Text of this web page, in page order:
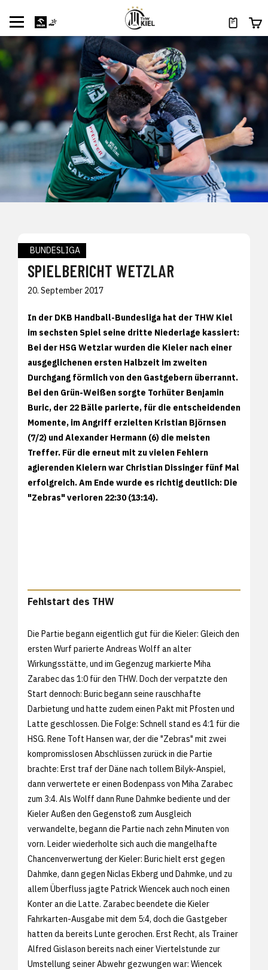
BUNDESLIGA
SPIELBERICHT WETZLAR
20. September 2017
In der DKB Handball-Bundesliga hat der THW Kiel
im sechsten Spiel seine dritte Niederlage kassiert:
Bei der HSG Wetzlar wurden die Kieler nach einer
ausgeglichenen ersten Halbzeit im zweiten
Durchgang förmlich von den Gastgebern überrannt.
Bei den Grün-Weißen sorgte Torhüter Benjamin
Buric, der 22 Bälle parierte, für die entscheidenden
Momente, im Angriff erzielten Kristian Björnsen
(7/2) und Alexander Hermann (6) die meisten
Treffer. Für die erneut mit zu vielen Fehlern
agierenden Kielern war Christian Dissinger fünf Mal
erfolgreich. Am Ende wurde es richtig deutlich: Die
"Zebras" verloren 22:30 (13:14).
Fehlstart des THW
Die Partie begann eigentlich gut für die Kieler: Gleich den
ersten Wurf parierte Andreas Wolff an alter
Wirkungsstätte, und im Gegenzug markierte Miha
Zarabec das 1:0 für den THW. Doch der verpatzte den
Start dennoch: Buric begann seine rauschhafte
Darbietung und hatte zudem einen Pakt mit Pfosten und
Latte geschlossen. Die Folge: Schnell stand es 4:1 für die
HSG. Rene Toft Hansen war, der die "Zebras" mit zwei
kompromisslosen Abschlüssen zurück in die Partie
brachte: Erst traf der Däne nach tollem Bilyk-Anspiel,
dann verwertete er einen Bodenpass von Miha Zarabec
zum 3:4. Als Wolff dann Rune Dahmke bediente und der
Kieler Außen den Gegenstoß zum Ausgleich
verwandelte, begann die Partie nach zehn Minuten von
vorn. Leider wiederholte sich auch die mangelhafte
Chancenverwertung der Kieler: Buric hielt erst gegen
Dahmke, dann gegen Niclas Ekberg und Dahmke, und zu
allem Überfluss jagte Patrick Wiencek auch noch einen
Konter an die Latte. Zarabec beendete die Kieler
Fahrkarten-Ausgabe mit dem 5:4, doch die Gastgeber
hatten da bereits Lunte gerochen. Erst Recht, als Trainer
Alfred Gislason bereits nach einer Viertelstunde zur
Umstellung seiner Abwehr gezwungen war: Wiencek